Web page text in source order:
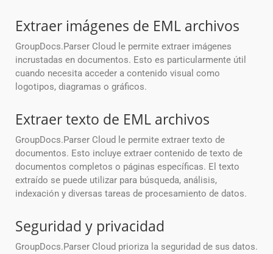
Extraer imágenes de EML archivos
GroupDocs.Parser Cloud le permite extraer imágenes
incrustadas en documentos. Esto es particularmente útil
cuando necesita acceder a contenido visual como
logotipos, diagramas o gráficos.
Extraer texto de EML archivos
GroupDocs.Parser Cloud le permite extraer texto de
documentos. Esto incluye extraer contenido de texto de
documentos completos o páginas específicas. El texto
extraído se puede utilizar para búsqueda, análisis,
indexación y diversas tareas de procesamiento de datos.
Seguridad y privacidad
GroupDocs.Parser Cloud prioriza la seguridad de sus datos.